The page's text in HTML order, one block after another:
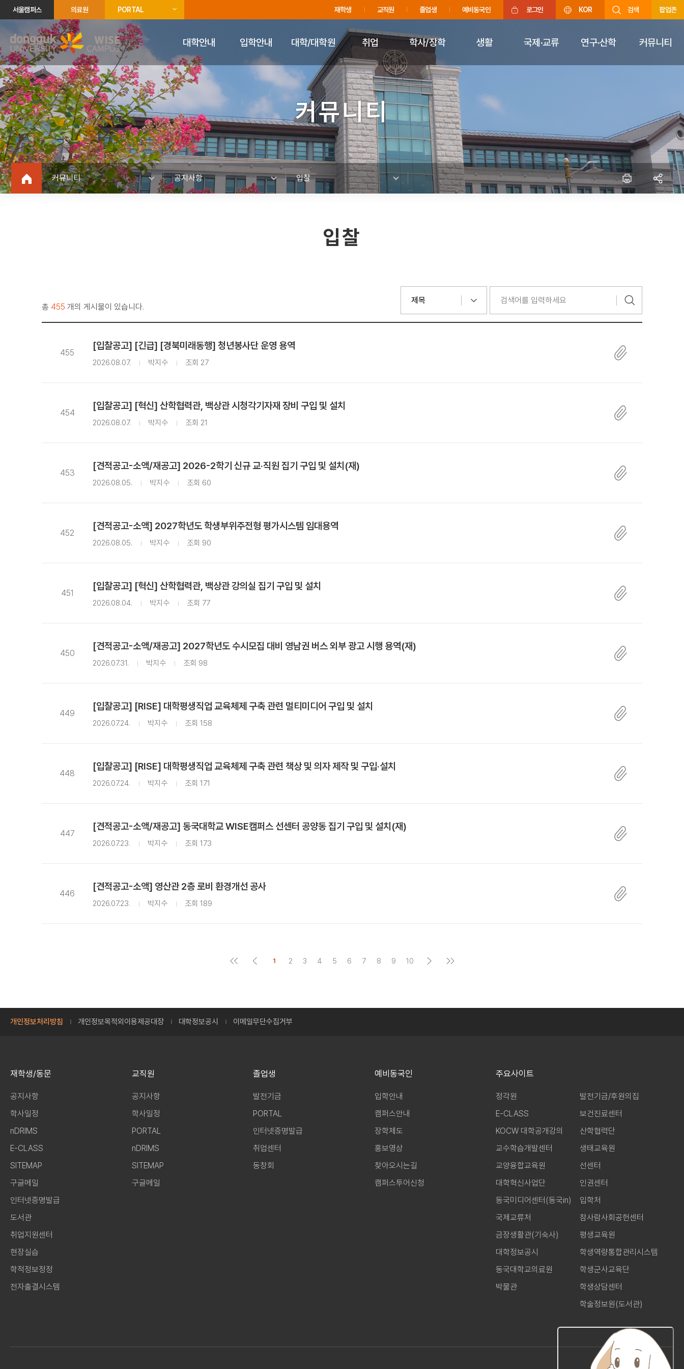
주메뉴 바로가기
푸터 바로가기
서울캠퍼스 의료원 PORTAL 재학생 교직원 졸업생 예비동국인 로그인 KOR 검색 팝업존
대학안내 입학안내 대학/대학원 취업 학사/장학 생활 국제·교류 연구·산학 커뮤니티
커뮤니티
커뮤니티 공지사항 입찰
입찰
총 455 개의 게시물이 있습니다.
455
[입찰공고] [긴급] [경북미래동행] 청년봉사단 운영 용역
2026.08.07. 박지수 조회 27
454
[입찰공고] [혁신] 산학협력관, 백상관 시청각기자재 장비 구입 및 설치
2026.08.07. 박지수 조회 21
453
[견적공고-소액/재공고] 2026-2학기 신규 교·직원 집기 구입 및 설치(재)
2026.08.05. 박지수 조회 60
452
[견적공고-소액] 2027학년도 학생부위주전형 평가시스템 임대용역
2026.08.05. 박지수 조회 90
451
[입찰공고] [혁신] 산학협력관, 백상관 강의실 집기 구입 및 설치
2026.08.04. 박지수 조회 77
450
[견적공고-소액/재공고] 2027학년도 수시모집 대비 영남권 버스 외부 광고 시행 용역(재)
2026.07.31. 박지수 조회 98
449
[입찰공고] [RISE] 대학평생직업 교육체제 구축 관련 멀티미디어 구입 및 설치
2026.07.24. 박지수 조회 158
448
[입찰공고] [RISE] 대학평생직업 교육체제 구축 관련 책상 및 의자 제작 및 구입·설치
2026.07.24. 박지수 조회 171
447
[견적공고-소액/재공고] 동국대학교 WISE캠퍼스 선센터 공양동 집기 구입 및 설치(재)
2026.07.23. 박지수 조회 173
446
[견적공고-소액] 영산관 2층 로비 환경개선 공사
2026.07.23. 박지수 조회 189
1 2 3 4 5 6 7 8 9 10
개인정보처리방침 개인정보목적외이용제공대장 대학정보공시 이메일무단수집거부
재학생/동문
공지사항
학사일정
nDRIMS
E-CLASS
SITEMAP
구글메일
인터넷증명발급
도서관
취업지원센터
현장실습
학적정보정정
전자출결시스템
교직원
공지사항
학사일정
PORTAL
nDRIMS
SITEMAP
구글메일
졸업생
발전기금
PORTAL
인터넷증명발급
취업센터
동창회
예비동국인
입학안내
캠퍼스안내
장학제도
홍보영상
찾아오시는길
캠퍼스투어신청
주요사이트
정각원
E-CLASS
KOCW 대학공개강의
교수학습개발센터
교양융합교육원
대학혁신사업단
동국미디어센터(동국in)
국제교류처
금장생활관(기숙사)
대학정보공시
동국대학교의료원
박물관
발전기금/후원의집
보건진료센터
산학협력단
생태교육원
선센터
인권센터
입학처
참사람사회공헌센터
평생교육원
학생역량통합관리시스템
학생군사교육단
학생상담센터
학술정보원(도서관)